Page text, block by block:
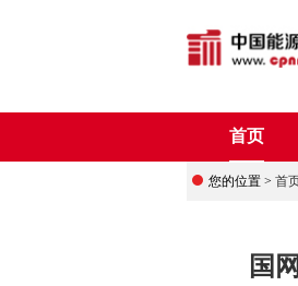
首页
您的位置 > 首
国